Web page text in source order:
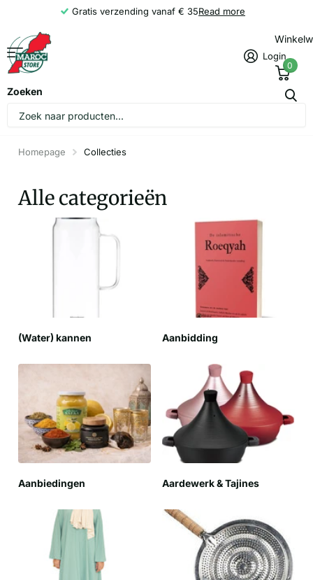
Gratis verzending vanaf € 35Read more
Zoeken
Login
0
Homepage Collecties
Alle categorieën
(Water) kannen Aanbidding
Aanbiedingen Aardewerk & Tajines